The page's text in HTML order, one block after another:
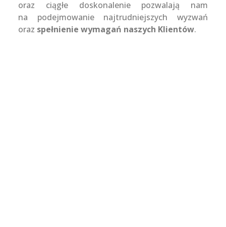
oraz ciągłe doskonalenie pozwalają nam
na podejmowanie najtrudniejszych wyzwań
oraz spełnienie wymagań naszych Klientów.